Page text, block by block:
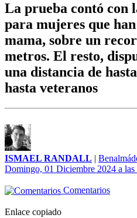
La prueba contó con
para mujeres que
mama, sobre un
metros. El resto,
una distancia de
hasta veteranos
ISMAEL RANDALL |
Domingo, 01 Diciembre 2024 a las
Comentarios
Enlace copiado